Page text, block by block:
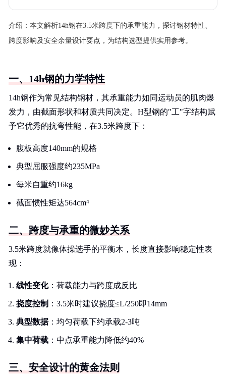
介绍： 本文解析14h钢在3.5米跨度下的承重能力，探讨钢材特性、
跨度影响及安全余量设计要点，为结构选型提供实用参考。
一、14h钢的力学特性
14h钢作为常见结构钢材，其承重能力如同运动员的肌肉爆
发力，由截面形状和材质共同决定。H型钢的"工"字结构赋
予它优秀的抗弯性能，在3.5米跨度下：
腹板高度140mm的规格
典型屈服强度约235MPa
每米自重约16kg
截面惯性矩达564cm⁴
二、跨度与承重的微妙关系
3.5米跨度就像体操选手的平衡木，长度直接影响稳定性表
现：
线性变化：荷载能力与跨度成反比
挠度控制 ：3.5米时建议挠度≤L/250即14mm
典型数据：均匀荷载下约承载2-3吨
集中荷载 ：中点承重能力降低约40%
三、安全设计的黄金法则